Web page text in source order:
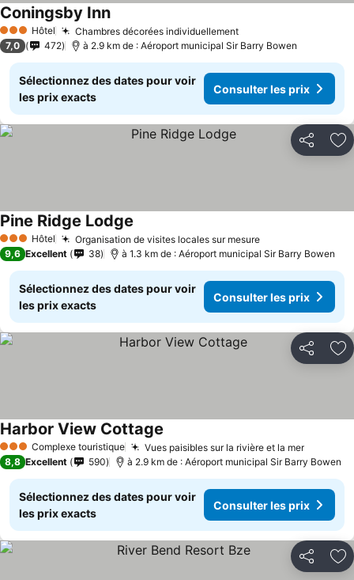
3 ÉtoilesHôtel Chambres décorées individuellement
Coningsby Inn
7,0 472 à 2.9 km de : Aéroport municipal Sir Barry Bowen
Sélectionnez des dates pour voir
les prix exacts
Consulter les prix
Partager
3 ÉtoilesHôtel Organisation de visites locales sur mesure
Pine Ridge Lodge
9,6 Excellent 38 à 1.3 km de : Aéroport municipal Sir Barry Bowen
Sélectionnez des dates pour voir
les prix exacts
Consulter les prix
Partager
3 ÉtoilesComplexe touristique Vues paisibles sur la rivière et la mer
Harbor View Cottage
8,8 Excellent 590 à 2.9 km de : Aéroport municipal Sir Barry Bowen
Sélectionnez des dates pour voir
les prix exacts
Consulter les prix
Partager